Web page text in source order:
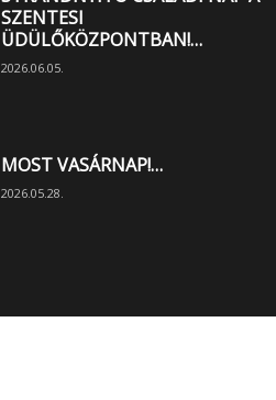
SZENTESI
ÜDÜLŐKÖZPONTBAN!…
2026.06.05.
MOST VASÁRNAP!…
2026.05.28.